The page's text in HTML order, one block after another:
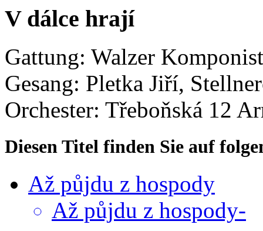
V dálce hrají
Gattung: Walzer
Gesang: Pletka Jiří,
Orchester: Třeboňská 12
Diesen Titel finden Sie auf
Až půjdu z hospody
Až půjdu z hospody-